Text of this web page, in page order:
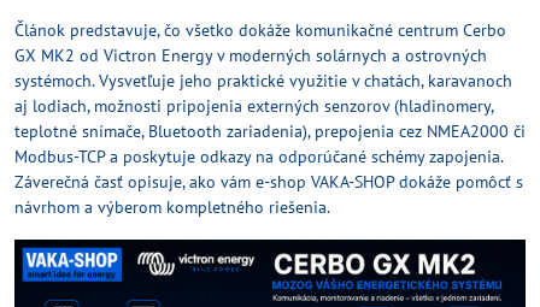
Článok predstavuje, čo všetko dokáže komunikačné centrum Cerbo
GX MK2 od Victron Energy v moderných solárnych a ostrovných
systémoch. Vysvetľuje jeho praktické využitie v chatách, karavanoch
aj lodiach, možnosti pripojenia externých senzorov (hladinomery,
teplotné snímače, Bluetooth zariadenia), prepojenia cez NMEA2000 či
Modbus-TCP a poskytuje odkazy na odporúčané schémy zapojenia.
Záverečná časť opisuje, ako vám e-shop VAKA-SHOP dokáže pomôcť s
návrhom a výberom kompletného riešenia.